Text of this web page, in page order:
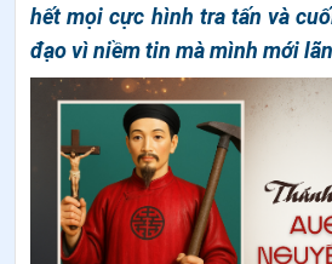
hết mọi cực hình tra tấn và
đạo vì niềm tin mà mình mới